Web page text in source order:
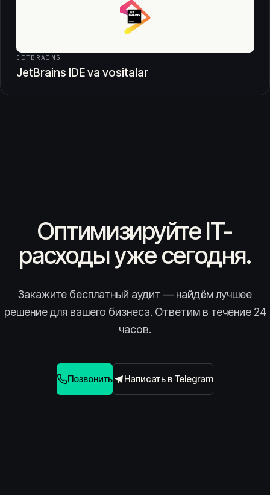
JETBRAINS
JetBrains IDE va vositalar
Оптимизируйте IT-
расходы уже сегодня.
Закажите бесплатный аудит — найдём лучшее
решение для вашего бизнеса. Ответим в течение 24
часов.
Позвонить Написать в Telegram